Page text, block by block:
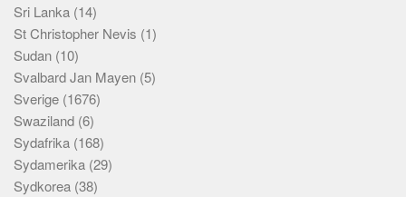
Sri Lanka (14)
St Christopher Nevis (1)
Sudan (10)
Svalbard Jan Mayen (5)
Sverige (1676)
Swaziland (6)
Sydafrika (168)
Sydamerika (29)
Sydkorea (38)